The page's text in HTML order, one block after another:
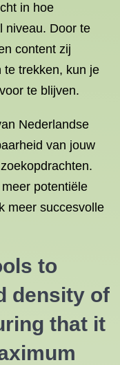
in hoe
niveau. Door te
content zij
te trekken, kun je
te blijven.
Nederlandse
van jouw
potentiële
meer succesvolle
to
density of
that it